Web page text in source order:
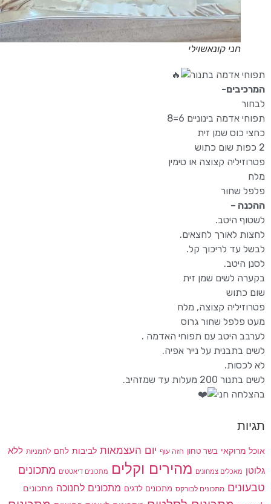
חני קונאשוילי
תפוחי אדמה בתנור
המרכיבים-
לבחור
תפוחי אדמה בינוניים 6=8
כחצי כוס שמן זית
2 כפות שום כתוש
פטרוזיליה קצוצה או טימין
מלח
פלפל שחור
ההכנה –
לשטוף היטב.
לחצות לאורך לחצאים.
לבשל עד לריכוך קל.
לסנן היטב.
בקערה לשים שמן זית
שום כתוש
פטרוזיליה קצוצה, מלח
מעט פלפל שחור גרוס
לערבב היטב עם תפוחי האדמה .
לשים בתבנית על נייר אפיה.
לא לכסות.
לשים בתנור 200 מעלות עד שמזהיב.
בהצלחה חני
תגיות
אוכל מרוקאי בשר טחון חזה עוף יום העצמאות לביבות לחם לחמניות ללא
גלוטן מאכלים צמחונים מהירים וקלים מתכונים דיאטטים מתכונים
טבעונים מתכונים לבורקס מתכונים לדגים מתכונים לחנוכה מתכונים